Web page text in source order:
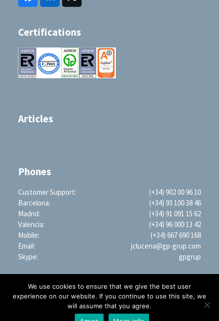
(deprecated)
Certifications
Articles
Phones
Customer Support:
(+34) 902 00 96 10
Barcelona:
(+34) 93 100 38 46
Madrid:
(+34) 91 091 15 62
Valencia:
(+34) 96 000 13 42
Mobile:
(+34) 667 690 168
Email:
jclucena@gp-grup.com
Skype:
gpgrup
PROFESSIONAL SEARCH ENGINE WORLDWIDE (LLC)
We use cookies to ensure that we give the best user
experience on our website. If you continue to use this site, we
will assume that you agree.